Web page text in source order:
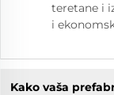
teretane i
i
Kako vaša